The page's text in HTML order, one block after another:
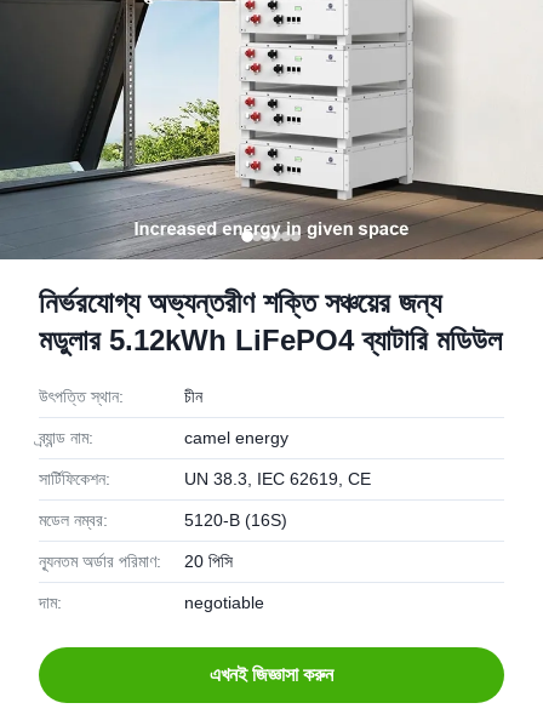
নির্ভরযোগ্য অভ্যন্তরীণ শক্তি সঞ্চয়ের জন্য
মডুলার 5.12kWh LiFePO4 ব্যাটারি মডিউল
উৎপত্তি স্থান: চীন
ব্র্যান্ড নাম: camel energy
সার্টিফিকেশন: UN 38.3, IEC 62619, CE
মডেল নম্বর: 5120-B (16S)
ন্যূনতম অর্ডার পরিমাণ: 20 পিসি
দাম: negotiable
এখনই জিজ্ঞাসা করুন